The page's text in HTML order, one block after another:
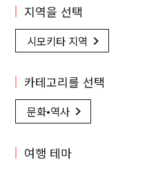
지역을 선택
시모키타 지역
카테고리를 선택
문화•역사
여행 테마